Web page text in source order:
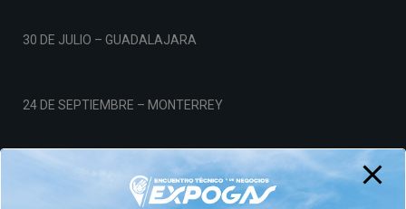
30 DE JULIO – GUADALAJARA
24 DE SEPTIEMBRE – MONTERREY